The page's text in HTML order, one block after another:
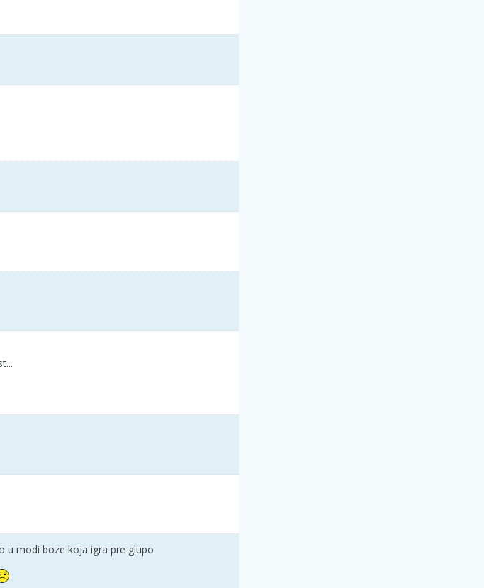
u modi boze koja igra pre glupo